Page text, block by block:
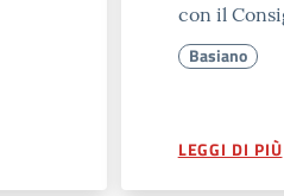
con il
Basiano
LEGGI DI PIÙ